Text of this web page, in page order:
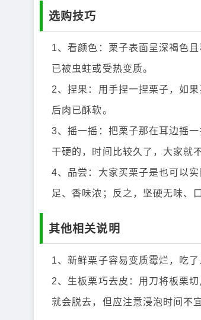
选购技巧
1、看颜色：栗子表面呈深褐色
已被虫蛀或受热变质。
2、捏果：用手捏一捏栗子，如
后肉已酥软。
3、摇一摇：把栗子那在耳边摇
干硬的，时间比较久了，大家就
4、品尝：大家买栗子是也可以
足、香味浓；反之，坚硬无味、
其他相关说明
1、新鲜栗子容易变质霉烂，吃
2、生板栗巧去皮：用刀将板栗
就会脱去，但应注意浸泡时间不